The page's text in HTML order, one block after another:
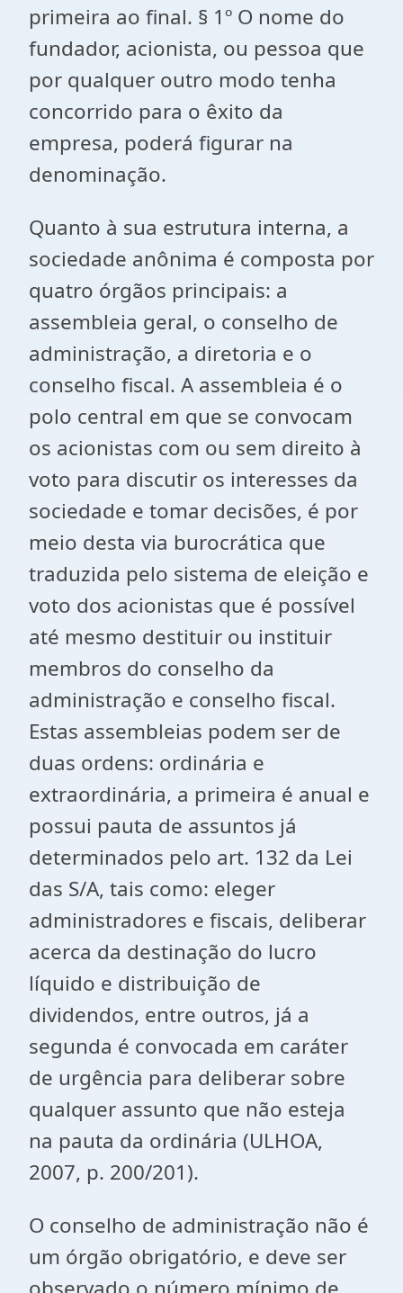
primeira ao final. § 1º O nome do
fundador, acionista, ou pessoa que
por qualquer outro modo tenha
concorrido para o êxito da
empresa, poderá figurar na
denominação.
Quanto à sua estrutura interna, a
sociedade anônima é composta por
quatro órgãos principais: a
assembleia geral, o conselho de
administração, a diretoria e o
conselho fiscal. A assembleia é o
polo central em que se convocam
os acionistas com ou sem direito à
voto para discutir os interesses da
sociedade e tomar decisões, é por
meio desta via burocrática que
traduzida pelo sistema de eleição e
voto dos acionistas que é possível
até mesmo destituir ou instituir
membros do conselho da
administração e conselho fiscal.
Estas assembleias podem ser de
duas ordens: ordinária e
extraordinária, a primeira é anual e
possui pauta de assuntos já
determinados pelo art. 132 da Lei
das S/A, tais como: eleger
administradores e fiscais, deliberar
acerca da destinação do lucro
líquido e distribuição de
dividendos, entre outros, já a
segunda é convocada em caráter
de urgência para deliberar sobre
qualquer assunto que não esteja
na pauta da ordinária (ULHOA,
2007, p. 200/201).
O conselho de administração não é
um órgão obrigatório, e deve ser